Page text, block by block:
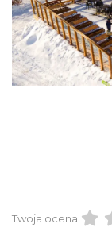
Twoja ocena: